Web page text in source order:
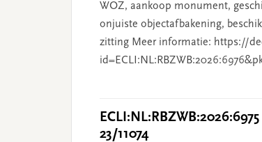
WOZ, aankoop monument,
onjuiste objectafbakening,
zitting Meer informatie: https://
23/11074